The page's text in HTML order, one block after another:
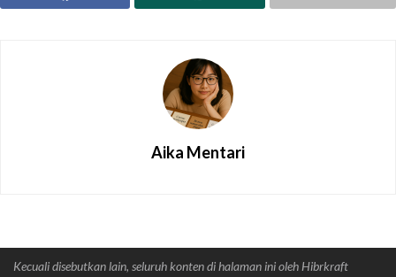
Aika Mentari
Kecuali disebutkan lain, seluruh konten di halaman ini oleh Hibrkraft